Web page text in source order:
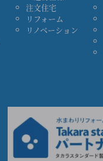
注文住宅
リフォーム
リノベーション